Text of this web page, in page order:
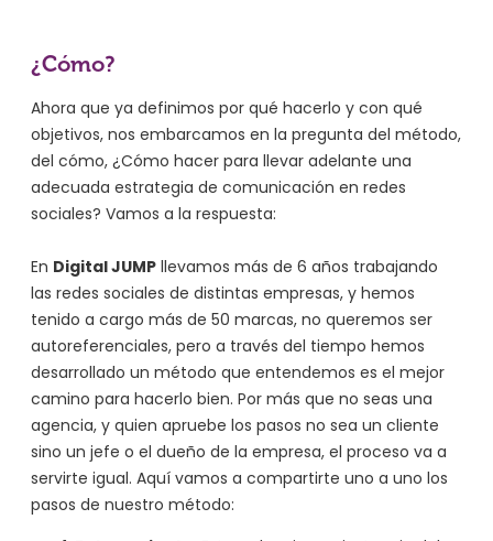
¿Cómo?
Ahora que ya definimos por qué hacerlo y con qué
objetivos, nos embarcamos en la pregunta del método,
del cómo, ¿Cómo hacer para llevar adelante una
adecuada estrategia de comunicación en redes
sociales? Vamos a la respuesta:
En Digital JUMP llevamos más de 6 años trabajando
las redes sociales de distintas empresas, y hemos
tenido a cargo más de 50 marcas, no queremos ser
autoreferenciales, pero a través del tiempo hemos
desarrollado un método que entendemos es el mejor
camino para hacerlo bien. Por más que no seas una
agencia, y quien apruebe los pasos no sea un cliente
sino un jefe o el dueño de la empresa, el proceso va a
servirte igual. Aquí vamos a compartirte uno a uno los
pasos de nuestro método: